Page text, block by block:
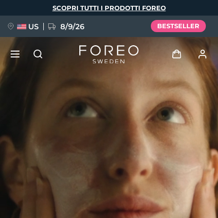
SCOPRI TUTTI I PRODOTTI FOREO
US 8/9/26 BESTSELLER
Accedi
Profilo utente
I miei dispositivi
I miei ordini
I miei indirizzi
I miei abbonamenti
BREAKING NEWS
issa™ Teeth Whitening Set
Español
Français
Italiano
Português
Polski
Русский
Türkçe
繁體中文